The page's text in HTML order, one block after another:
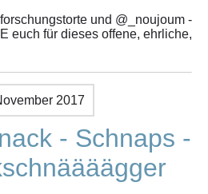
und @_noujoum -
euch für dieses offene, ehrliche,
2017
- Schnaps -